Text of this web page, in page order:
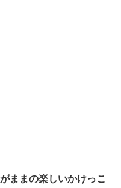
ままの楽しいかけっこ